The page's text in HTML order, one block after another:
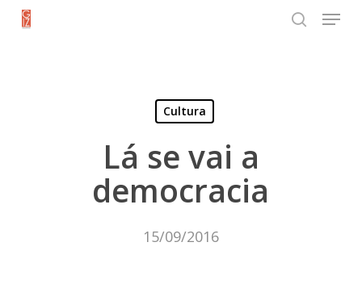
Skip
Menu
Cultura
Lá se vai a
democracia
15/09/2016